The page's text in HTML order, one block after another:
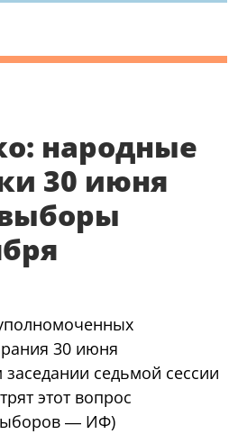
народные
30 июня
30 июня
седьмой сессии
этот вопрос
— ИФ)